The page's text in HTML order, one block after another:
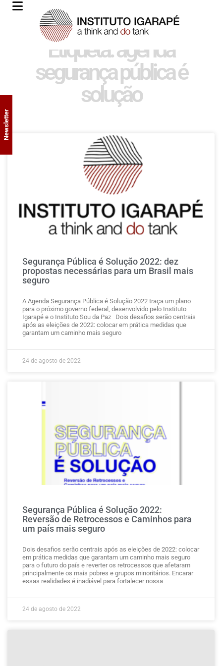
Etiqueta: agenda
segurança pública é
solução
Segurança Pública é Solução 2022: dez
propostas necessárias para um Brasil mais
seguro
A Agenda Segurança Pública é Solução 2022 traça um plano
para o próximo governo federal, desenvolvido pelo Instituto
Igarapé e o Instituto Sou da Paz Dois desafios serão centrais
após as eleições de 2022: colocar em prática medidas que
garantam um caminho mais seguro
24 de agosto de 2022
Segurança Pública é Solução 2022:
Reversão de Retrocessos e Caminhos para
um país mais seguro
Dois desafios serão centrais após as eleições de 2022: colocar
em prática medidas que garantam um caminho mais seguro
para o futuro do país e reverter os retrocessos que afetaram
principalmente os mais pobres e grupos minoritários. Encarar
essas realidades é inadiável para fortalecer nossa
24 de agosto de 2022
Newsletter